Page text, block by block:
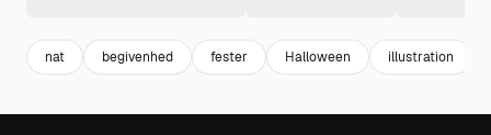
nat begivenhed fester Halloween illustration